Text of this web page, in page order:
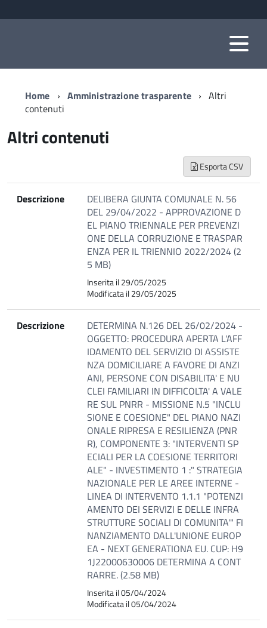
Home Amministrazione trasparente
Altri
contenuti
Altri contenuti
Esporta CSV
Descrizione
DELIBERA GIUNTA COMUNALE N. 56
DEL 29/04/2022 - APPROVAZIONE D
EL PIANO TRIENNALE PER PREVENZI
ONE DELLA CORRUZIONE E TRASPAR
ENZA PER IL TRIENNIO 2022/2024 (2
5 MB)
Inserita il 29/05/2025
Modificata il 29/05/2025
Descrizione
DETERMINA N.126 DEL 26/02/2024 -
OGGETTO: PROCEDURA APERTA L'AFF
IDAMENTO DEL SERVIZIO DI ASSISTE
NZA DOMICILIARE A FAVORE DI ANZI
ANI, PERSONE CON DISABILITA' E NU
CLEI FAMILIARI IN DIFFICOLTA' A VALE
RE SUL PNRR - MISSIONE N.5 "INCLU
SIONE E COESIONE" DEL PIANO NAZI
ONALE RIPRESA E RESILIENZA (PNR
R), COMPONENTE 3: "INTERVENTI SP
ECIALI PER LA COESIONE TERRITORI
ALE" - INVESTIMENTO 1 :" STRATEGIA
NAZIONALE PER LE AREE INTERNE -
LINEA DI INTERVENTO 1.1.1 "POTENZI
AMENTO DEI SERVIZI E DELLE INFRA
STRUTTURE SOCIALI DI COMUNITA'" FI
NANZIAMENTO DALL'UNIONE EUROP
EA - NEXT GENERATIONA EU. CUP: H9
1J22000630006 DETERMINA A CONT
RARRE. (2.58 MB)
Inserita il 05/04/2024
Modificata il 05/04/2024